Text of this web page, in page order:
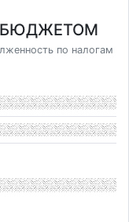
БЮДЖЕТОМ
по налогам